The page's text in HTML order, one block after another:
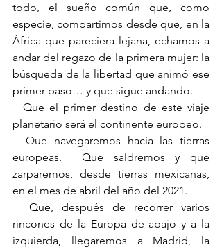
todo, el sueño común que, como
especie, compartimos desde que, en la
África que pareciera lejana, echamos a
andar del regazo de la primera mujer: la
búsqueda de la libertad que animó ese
primer paso… y que sigue andando.
planetario será el continente europeo.
  Que navegaremos hacia las tierras
europeas.  Que saldremos y que
zarparemos, desde tierras mexicanas,
en el mes de abril del año del 2021.
rincones de la Europa de abajo y a la
izquierda, llegaremos a Madrid, la